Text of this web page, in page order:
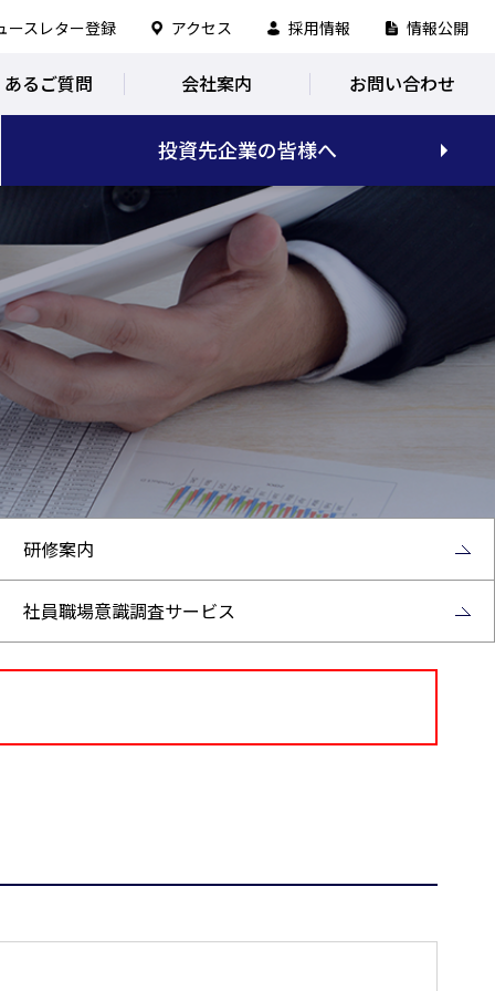
ースレター登録 アクセス 採用情報 情報公開
るご質問 会社案内 お問い合わせ
投資先企業の皆様へ
研修案内
社員職場意識調査サービス